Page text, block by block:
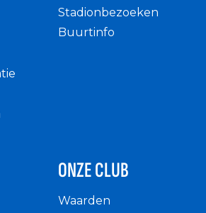
Stadionbezoeken
Buurtinfo
ONZE CLUB
Waarden